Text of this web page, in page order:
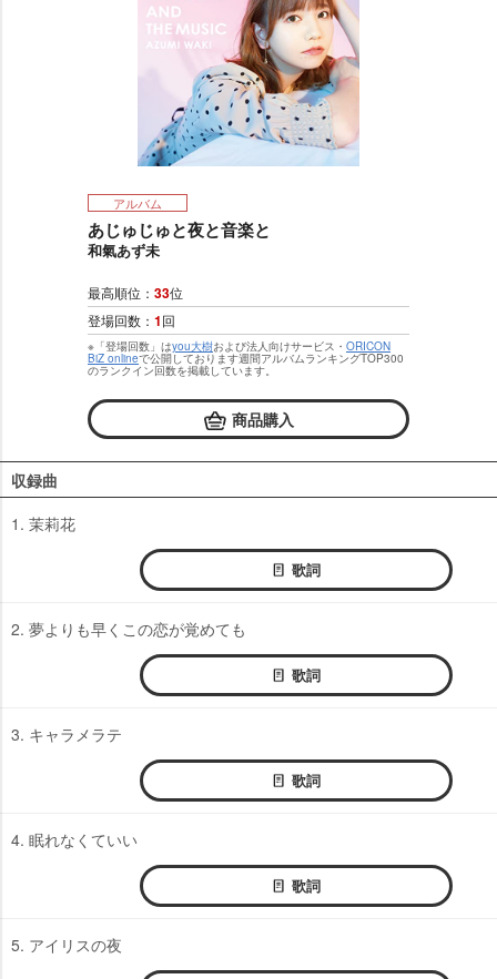
アルバム
あじゅじゅと夜と音楽と
和氣あず未
最高順位： 33位
登場回数： 1回
※「登場回数」はyou大樹および法人向けサービス・ ORICON
BiZ onlineで公開しております週間アルバムランキングTOP300
のランクイン回数を掲載しています。
商品購入
収録曲
1. 茉莉花
歌詞
2. 夢よりも早くこの恋が覚めても
歌詞
3. キャラメラテ
歌詞
4. 眠れなくていい
歌詞
5. アイリスの夜